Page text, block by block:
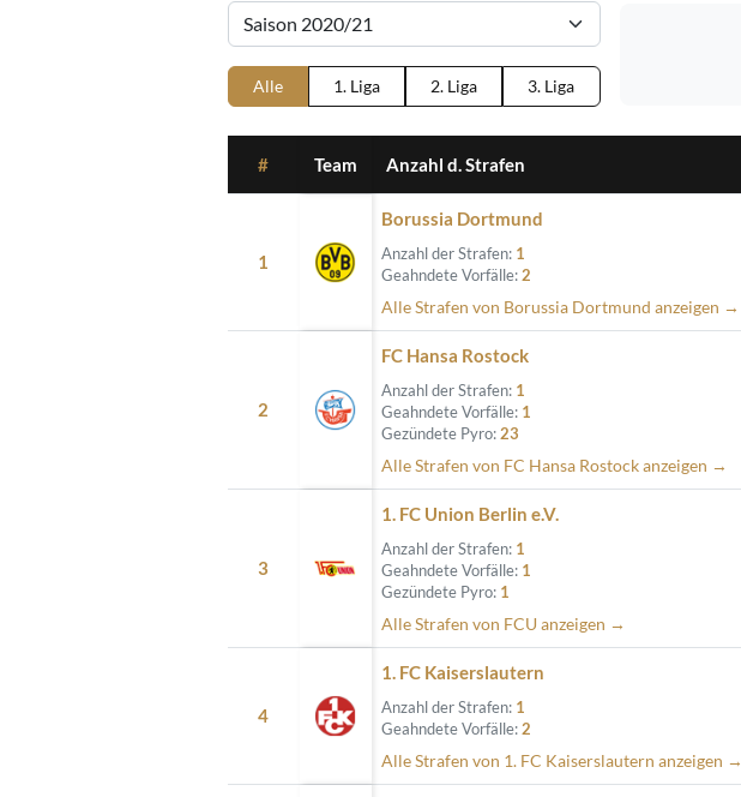
Alle 1. Liga 2. Liga 3. Liga
# Team Anzahl d. Strafen
1
Borussia Dortmund
Anzahl der Strafen: 1
Geahndete Vorfälle:2
Alle Strafen von Borussia Dortmund anzeigen →
2
FC Hansa Rostock
Anzahl der Strafen: 1
Geahndete Vorfälle: 1
Gezündete Pyro:23
Alle Strafen von FC Hansa Rostock anzeigen →
3
1. FC Union Berlin e.V.
Anzahl der Strafen: 1
Geahndete Vorfälle: 1
Gezündete Pyro: 1
Alle Strafen von FCU anzeigen →
4
1. FC Kaiserslautern
Anzahl der Strafen: 1
Geahndete Vorfälle:2
Alle Strafen von 1. FC Kaiserslautern anzeigen →